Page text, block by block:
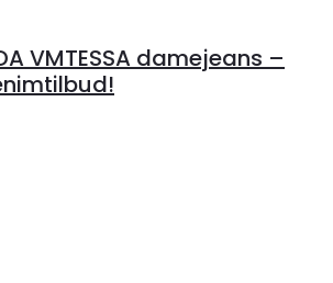
VMTESSA damejeans –